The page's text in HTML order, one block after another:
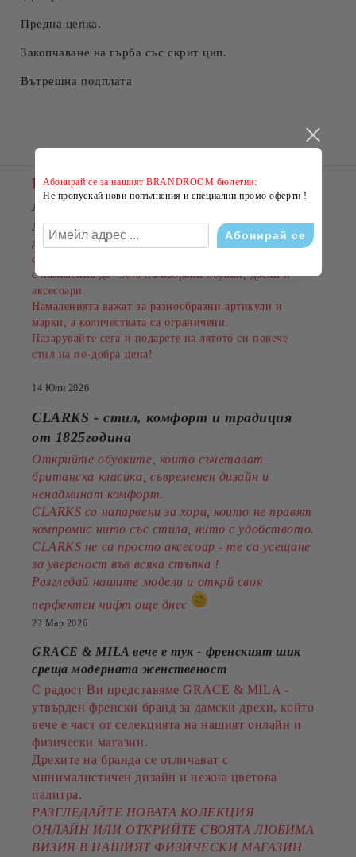
Предна цепка.
Закопчаване на гърба със скрит цип.
Вътрешна подплата
Новини
ЛЯТНО НАМАЛЕНИЕ В BRANDROOM
Лятото е сезонът на новите емоции, свежите визии и
добрите оферти. Именно затова BRANDROOM
стартира своята
с намаления до-50%на избрани обувки, дрехи и
аксесоари.
Намаленията важат за разнообразни артикули и
марки, а количествата са ограничени.
Пазарувайте сега и подарете на лятото си повече
стил на по-добра цена!
14 Юли 2026
CLARKS - стил, комфорт и традиция
от 1825година
Открийте обувките, които съчетават
британска класика, съвременен дизайн и
ненадминат комфорт.
CLARKS са напарвени за хора, които не правят
компромис нито със стила, нито с удобството.
CLARKS не са просто аксесоар - те са усещане
за увереност във всяка стъпка !
Разгледай нашите модели и открй своя
перфектен чифт още днес
22 Мар 2026
GRACE & MILA вече е тук - френският шик
среща модерната женственост
С радост Ви представяме GRACE & MILA -
утвърден френски бранд за дамски дрехи, който
вече е част от селекцията на нашият онлайн и
физически магазин.
Дрехите на бранда се отличават с
минималистичен дизайн и нежна цветова
палитра.
РАЗГЛЕДАЙТЕ НОВАТА КОЛЕКЦИЯ
ОНЛАЙН ИЛИ ОТКРИЙТЕ СВОЯТА ЛЮБИМА
ВИЗИЯ В НАШИЯТ ФИЗИЧЕСКИ МАГАЗИН
Абонирай се за нашият BRANDROOM бюлетин:
Не пропускай нови попълнения и специални промо оферти !